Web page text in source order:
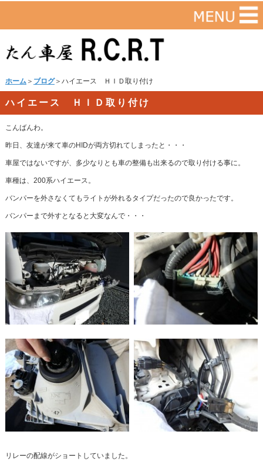
ホーム ＞ ブログ＞ハイエース ＨＩＤ取り付け
ハイエース ＨＩＤ取り付け
こんばんわ。
昨日、友達が来て車のHIDが両方切れてしまったと・・・
車屋ではないですが、多少なりとも車の整備も出来るので取り付ける事に。
車種は、200系ハイエース。
バンパーを外さなくてもライトが外れるタイプだったので良かったです。
バンパーまで外すとなると大変なんで・・・
リレーの配線がショートしていました。